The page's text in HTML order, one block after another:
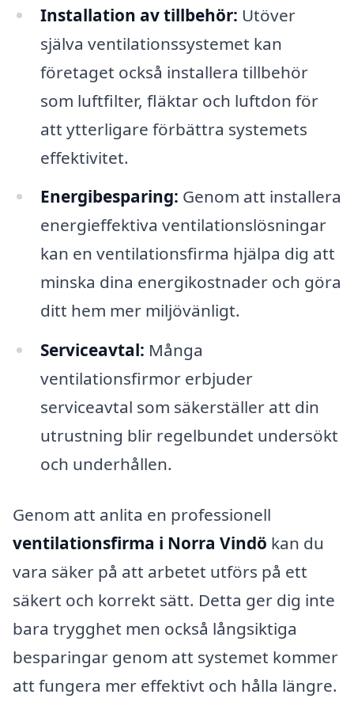
Installation av tillbehör: Utöver
själva ventilationssystemet kan
företaget också installera tillbehör
som luftfilter, fläktar och luftdon för
att ytterligare förbättra systemets
effektivitet.
Energibesparing: Genom att installera
energieffektiva ventilationslösningar
kan en ventilationsfirma hjälpa dig att
minska dina energikostnader och göra
ditt hem mer miljövänligt.
Serviceavtal: Många
ventilationsfirmor erbjuder
serviceavtal som säkerställer att din
utrustning blir regelbundet undersökt
och underhållen.
Genom att anlita en professionell
ventilationsfirma i Norra Vindö kan du
vara säker på att arbetet utförs på ett
säkert och korrekt sätt. Detta ger dig inte
bara trygghet men också långsiktiga
besparingar genom att systemet kommer
att fungera mer effektivt och hålla längre.